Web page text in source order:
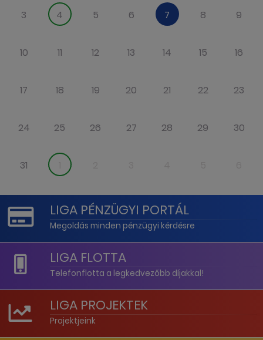
3 4 5 6 7 8 9
10 11 12 13 14 15 16
17 18 19 20 21 22 23
24 25 26 27 28 29 30
31
LIGA PÉNZÜGYI PORTÁL
Megoldás minden pénzügyi kérdésre
LIGA FLOTTA
Telefonflotta a legkedvezőbb díjakkal!
LIGA PROJEKTEK
Projektjeink